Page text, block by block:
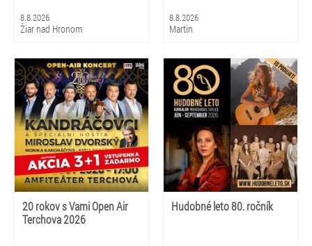
8.8.2026
Žiar nad Hronom
8.8.2026
Martin
20 rokov s Vami Open Air
Terchova 2026
Hudobné leto 80. ročník